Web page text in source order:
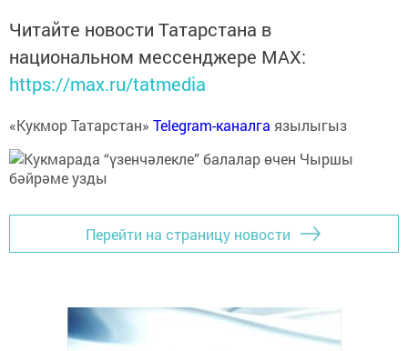
Читайте новости Татарстана в
национальном мессенджере MАХ:
https://max.ru/tatmedia
«Кукмор Татарстан» Telegram-каналга язылыгыз
Перейти на страницу новости